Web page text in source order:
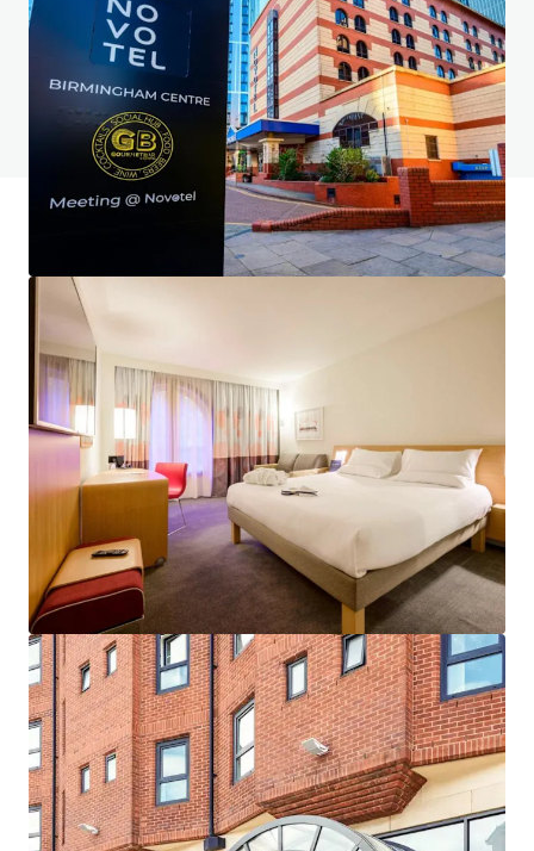
¿Tienes alguna pregunta? Visita nuestra página
de preguntas frecuentes
Ver página de preguntas frecuentes
Financiamiento JLL
Nos asociamos con inversores para estructurar una
financiación más inteligente y optimizar el rendimiento
de tu cartera. Contáctanos y descubre, junto a nuestro
equipo, una forma mejor de conseguirlo.
Aprender más
Última actualizaciónJun 22, 2026